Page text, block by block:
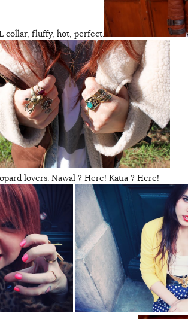
collar, fluffy, hot, perfect.
lovers. Nawal ? Here! Katia ? Here!